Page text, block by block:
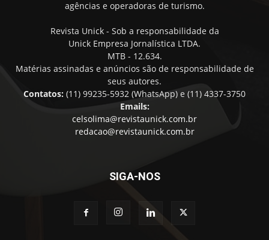
agências e operadoras de turismo.
Revista Unick - Sob a responsabilidade da
Unick Empresa Jornalística LTDA.
MTB - 12.634.
Matérias assinadas e anúncios são de responsabilidade de
seus autores.
Contatos: (11) 99235-5932 (WhatsApp) e (11) 4337-3750
Emails:
celsolima@revistaunick.com.br
redacao@revistaunick.com.br
SIGA-NOS